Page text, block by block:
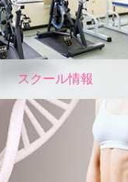
スクール情報